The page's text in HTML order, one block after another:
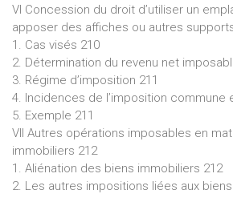
VI Concession du droit d’utiliser un
apposer des affiches ou autres
1. Cas visés 210
2. Détermination du revenu net
3. Régime d’imposition 211
4. Incidences de l’imposition commune
5. Exemple 211
VII Autres opérations imposables en
immobiliers 212
1. Aliénation des biens immobiliers 212
2. Les autres impositions liées aux